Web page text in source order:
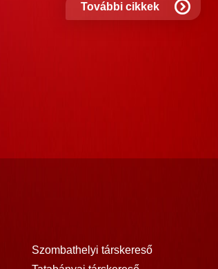
További cikkek
Szombathelyi társkereső